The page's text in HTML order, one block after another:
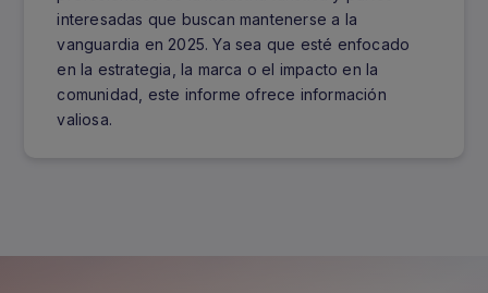
interesadas que buscan mantenerse a la
vanguardia en 2025. Ya sea que esté enfocado
en la estrategia, la marca o el impacto en la
comunidad, este informe ofrece información
valiosa.